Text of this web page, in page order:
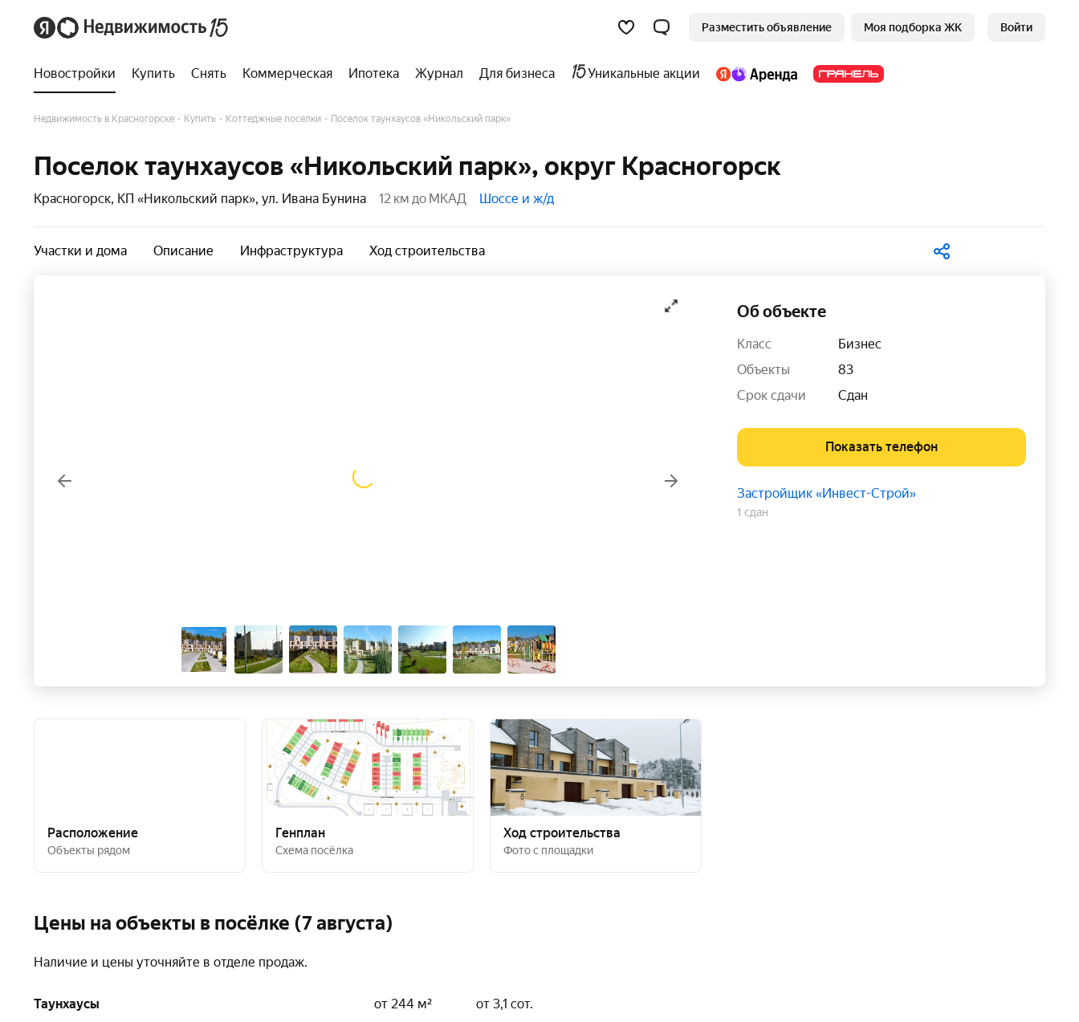
Разместить объявление Моя подборка ЖК Войти
Новостройки Купить Снять Коммерческая Ипотека Журнал Для бизнеса Уникальные акции
Недвижимость в Красногорске Купить Коттеджные поселки Поселок таунхаусов «Никольский парк»
Поселок таунхаусов «Никольский парк», округ Красногорск
Красногорск, КП «Никольский парк», ул. Ивана Бунина 12 км до МКАД Шоссе и ж/д
Участки и дома Описание Инфраструктура Ход строительства
Об объекте
Класс
Бизнес
Объекты
83
Срок сдачи
Сдан
Показать телефон
Застройщик «Инвест-Строй»
1 сдан
Расположение
Объекты рядом
Генплан
Схема посёлка
Ход строительства
Фото с площадки
Цены на объекты в посёлке (7 августа)
Наличие и цены уточняйте в отделе продаж.
Таунхаусы от 244 м² от 3,1 сот.